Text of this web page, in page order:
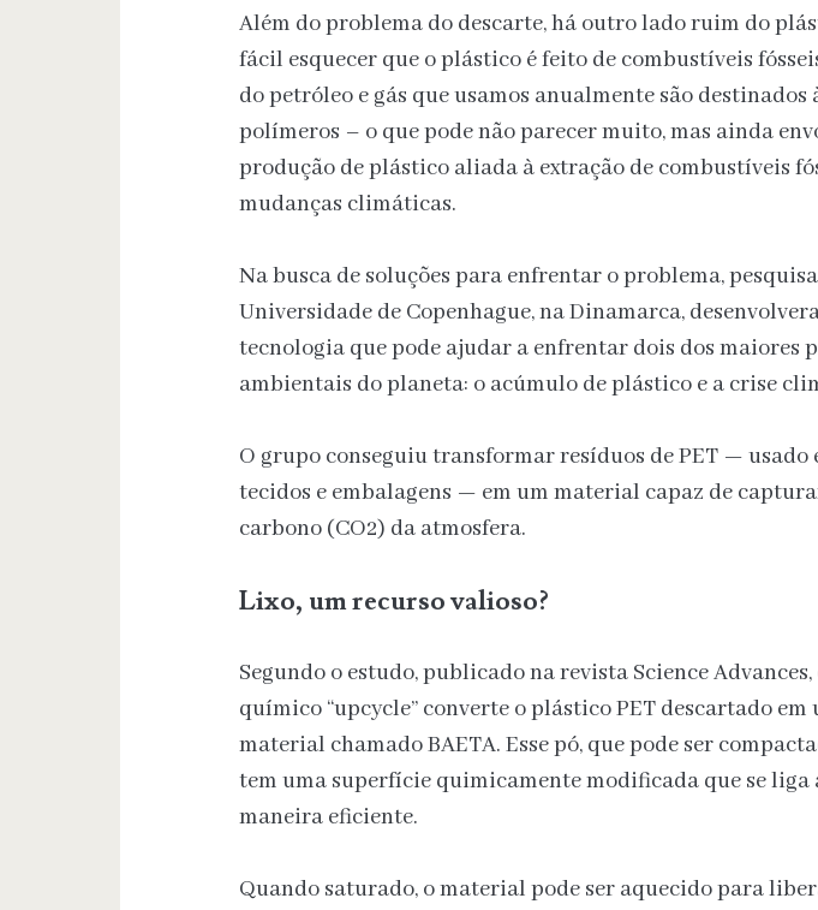
Além do problema do descarte, há outro lado ruim do
fácil esquecer que o plástico é feito de combustíveis
do petróleo e gás que usamos anualmente são destinados
polímeros – o que pode não parecer muito, mas ainda
produção de plástico aliada à extração de combustíveis
mudanças climáticas.
Na busca de soluções para enfrentar o problema,
Universidade de Copenhague, na Dinamarca,
tecnologia que pode ajudar a enfrentar dois dos maiores
ambientais do planeta: o acúmulo de plástico e a crise
O grupo conseguiu transformar resíduos de PET — usado
tecidos e embalagens — em um material capaz de
carbono (CO2) da atmosfera.
Lixo, um recurso valioso?
Segundo o estudo, publicado na revista Science Advances,
químico “upcycle” converte o plástico PET descartado em
material chamado BAETA. Esse pó, que pode ser
tem uma superfície quimicamente modificada que se liga
maneira eficiente.
Quando saturado, o material pode ser aquecido para